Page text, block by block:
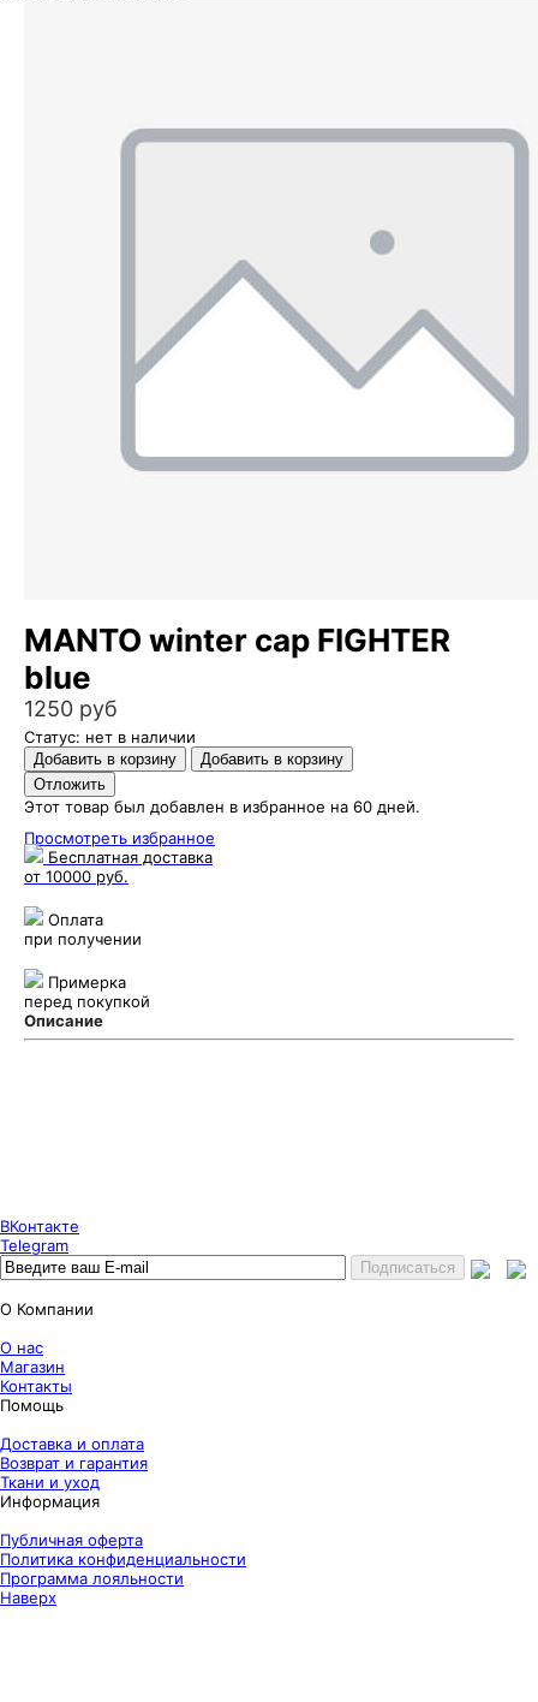
MANTO winter cap FIGHTER
blue
1250 руб
Статус: нет в наличии
Этот товар был добавлен в избранное на 60 дней.
Просмотреть избранное
Бесплатная доставка
от 10000 руб.
Оплата
при получении
Примерка
перед покупкой
Описание
ВКонтакте
Telegram
О Компании
О нас
Магазин
Контакты
Помощь
Доставка и оплата
Возврат и гарантия
Ткани и уход
Информация
Публичная оферта
Политика конфиденциальности
Программа лояльности
Наверх